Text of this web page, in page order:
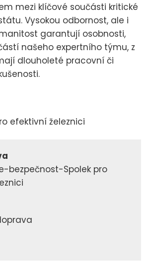
mezi klíčové součásti kritické
Vysokou odbornost, ale i
garantují osobnosti,
našeho expertního týmu, z
dlouholeté pracovní či
efektivní železnici
bezpečnost-Spolek pro